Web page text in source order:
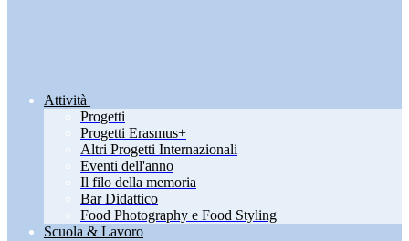
Attività
Progetti
Progetti Erasmus+
Altri Progetti Internazionali
Eventi dell'anno
Il filo della memoria
Bar Didattico
Food Photography e Food Styling
Scuola & Lavoro